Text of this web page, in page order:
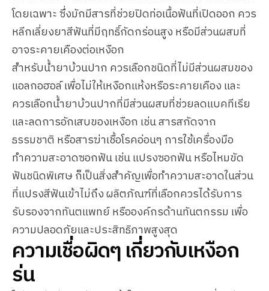
โดยเฉพาะ ซึ่งมักมีสารที่ช่วยปิดท่อเนื้อฟันที่เปิดออก ควร
หลีกเลี่ยงยาสีฟันที่มีฤทธิ์กัดกร่อนสูง หรือมีส่วนผสมที่
อาจระคายเคืองต่อเหงือก
สำหรับน้ำยาบ้วนปาก ควรเลือกชนิดที่ไม่มีส่วนผสมของ
แอลกอฮอล์ เพื่อไม่ให้เหงือกแห้งหรือระคายเคือง และ
ควรเลือกน้ำยาบ้วนปากที่มีส่วนผสมที่ช่วยลดแบคทีเรีย
และลดการอักเสบของเหงือก เช่น สารสกัดจาก
ธรรมชาติ หรือสารฆ่าเชื้อโรคอ่อนๆ การใช้เครื่องมือ
ทำความสะอาดซอกฟัน เช่น แปรงซอกฟัน หรือไหมขัด
ฟันชนิดพิเศษ ก็เป็นสิ่งสำคัญเพื่อทำความสะอาดในส่วน
ที่แปรงสีฟันเข้าไม่ถึง ผลิตภัณฑ์ที่เลือกควรได้รับการ
รับรองจากทันตแพทย์ หรือองค์กรด้านทันตกรรม เพื่อ
ความปลอดภัยและประสิทธิภาพสูงสุด
ความเชื่อผิดๆ เกี่ยวกับเหงือก
ร่น